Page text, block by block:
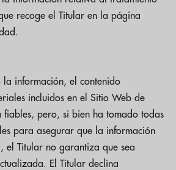
recoge el Titular en la página
.
la información, el contenido
incluidos en el Sitio Web de
fiables, pero, si bien ha tomado todas
para asegurar que la información
el Titular no garantiza que sea
El Titular declina